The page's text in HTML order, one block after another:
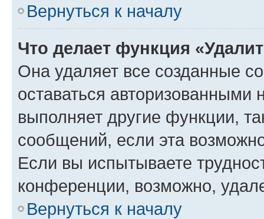
Вернуться к началу
Что делает функция
Она удаляет все созданные
оставаться авторизованными
выполняет другие функции,
сообщений, если эта
Если вы испытываете
конференции, возможно,
Вернуться к началу